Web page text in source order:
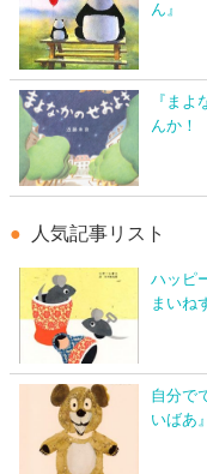
ん』
『ま
んか！
人気記事リスト
ハッピ
まいね
自分で
いばあ